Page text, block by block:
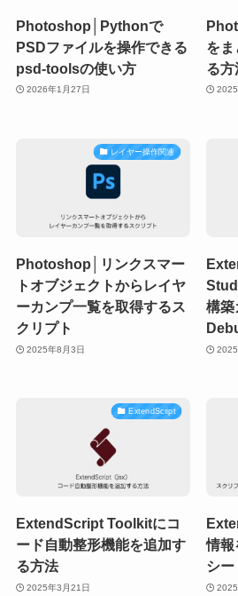
Photoshop│Pythonで
PSDファイルを操作できる
psd-toolsの使い方
2026年1月27日
を
る方
レイヤー操作関連
Photoshop│リンクスマー
トオブジェクトからレイヤ
ーカンプ一覧を取得するス
クリプト
2025年8月3日
構
ExtendScript
ExtendScript Toolkitにコ
ード自動整形機能を追加す
る方法
2025年3月21日
情報
シ